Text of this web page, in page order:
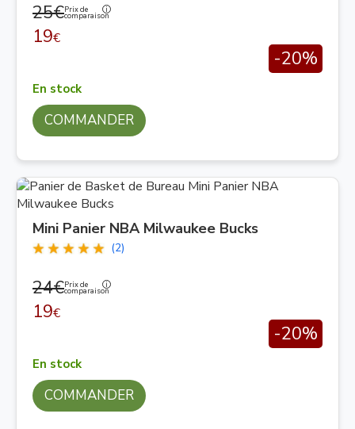
25€Prix de
comparaison
19€
-20%
En stock
COMMANDER
Mini Panier NBA Milwaukee Bucks
(2)
24€Prix de
comparaison
19€
-20%
En stock
COMMANDER